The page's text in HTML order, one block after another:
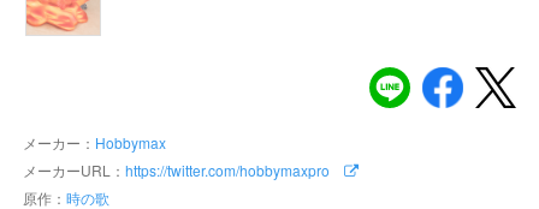
メーカー： Hobbymax
メーカーURL： https://twitter.com/hobbymaxpro
原作： 時の歌